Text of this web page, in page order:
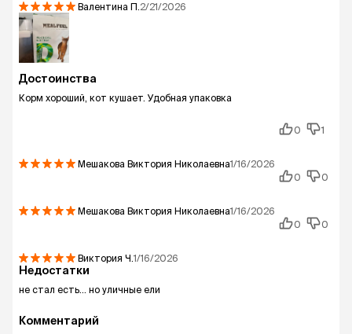
Валентина П. 2/21/2026
Достоинства
Корм хороший, кот кушает. Удобная упаковка
0 1
Мешакова Виктория Николаевна1/16/2026
0
0
Мешакова Виктория Николаевна1/16/2026
0
0
Виктория Ч.1/16/2026
Недостатки
не стал есть... но уличные ели
Комментарий